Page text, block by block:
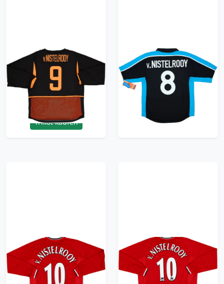
2002-04 Netherlands
Player Issue Away L/S
Shirt V.Nistelrooy #9 -
10/10 - (XL)
419.99£ · ca. €496
Trikot kaufen
1999-01 PSV Away
Shirt V.Nistelrooy #8
(M)
359.99£ · ca. €425
Trikot kaufen
2000-02 Manchester
United Home L/S Shirt
V.Nistelrooy #10 -
10/10 - (M)
2000-02 Manchester
United Home L/S Shirt
V.Nistelrooy #10 -
10/10 - (XXL)